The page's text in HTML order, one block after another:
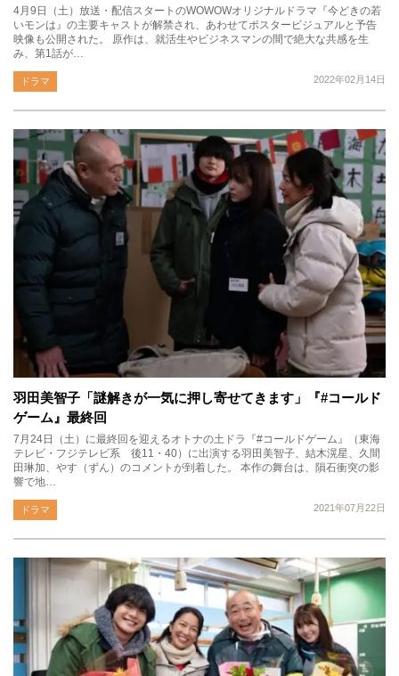
4月9日（土）放送・配信スタートのWOWOWオリジナルドラマ『今どきの若
いモンは』の主要キャストが解禁され、あわせてポスタービジュアルと予告
映像も公開された。 原作は、就活生やビジネスマンの間で絶大な共感を生
み、第1話が…
2022年02月14日
ドラマ
羽田美智子「謎解きが一気に押し寄せてきます」『#コールド
ゲーム』最終回
7月24日（土）に最終回を迎えるオトナの土ドラ『#コールドゲーム』（東海
テレビ・フジテレビ系 後11・40）に出演する羽田美智子、結木滉星、久間
田琳加、やす（ずん）のコメントが到着した。 本作の舞台は、隕石衝突の影
響で地…
2021年07月22日
ドラマ